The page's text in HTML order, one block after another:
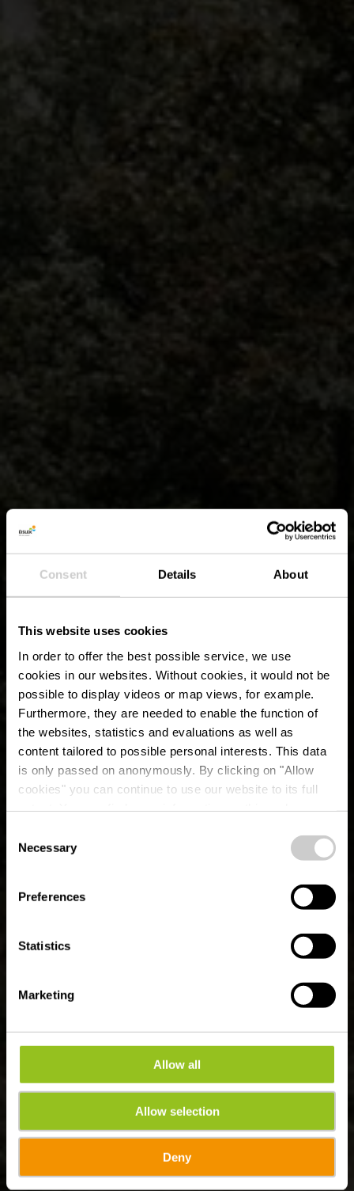
Consent Details About
This website uses cookies
In order to offer the best possible service, we use
cookies in our websites. Without cookies, it would not be
possible to display videos or map views, for example.
Furthermore, they are needed to enable the function of
the websites, statistics and evaluations as well as
content tailored to possible personal interests. This data
is only passed on anonymously. By clicking on "Allow
cookies" you can continue to use our website to its full
time.
Selection
Necessary
Preferences
Statistics
Marketing
Allow all
Allow selection
Deny
Point de vue à la
station supérieure du